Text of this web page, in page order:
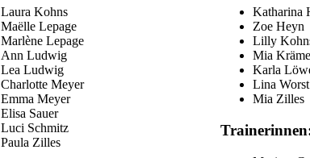
Laura Kohns
Maëlle Lepage
Marlène Lepage
Ann Ludwig
Lea Ludwig
Charlotte Meyer
Emma Meyer
Elisa Sauer
Luci Schmitz
Paula Zilles
Katharina
Zoe Heyn
Lilly
Mia
Karla
Lina Worst
Mia Zilles